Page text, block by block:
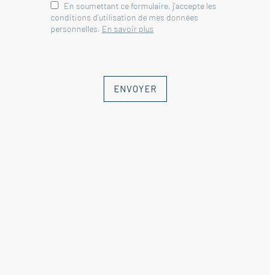
En soumettant ce formulaire, j'accepte les
conditions d'utilisation de mes données
personnelles. En savoir plus
ENVOYER